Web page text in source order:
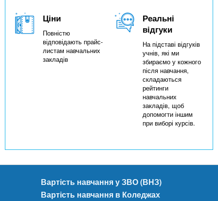
Ціни
Повністю
відповідають прайс-
листам навчальних
закладів
Реальні
відгуки
На підставі відгуків
учнів, які ми
збираємо у кожного
після навчання,
складаються
рейтинги
навчальних
закладів, щоб
допомогти іншим
при виборі курсів.
Вартість навчання у ЗВО (ВНЗ)
Вартість навчання в Коледжах